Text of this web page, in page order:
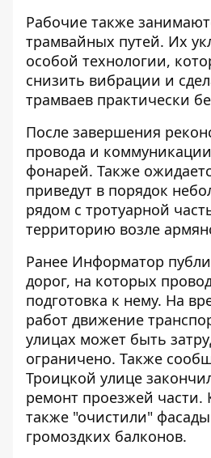
Рабочие также
трамвайных путей. Их
особой технологии,
снизить вибрации и
трамваев практически
После завершения
провода и
фонарей. Также
приведут в порядок
рядом с тротуарной
территорию возле
Ранее Информатор
дорог, на которых
подготовка к нему. На
работ движение
улицах может быть
ограничено. Также
Троицкой улице
ремонт проезжей части.
также "очистили"
громоздких балконов.